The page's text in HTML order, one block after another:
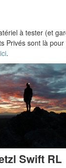
à tester (et
Privés sont là pour
.
Swift RL